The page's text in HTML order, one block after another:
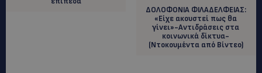
ΔΟΛΟΦΟΝΙΑ ΦΙΛΑΔΕΛΦΕΙΑΣ:
«Είχε ακουστεί πως θα
γίνει»-Αντιδράσεις στα
κοινωνικά δίκτυα-
(Nτοκουμέντα από Βίντεο)